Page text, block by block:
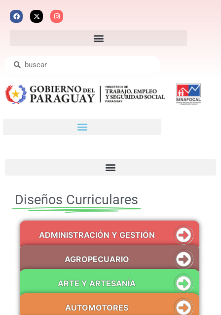
Diseños Curriculares
ADMINISTRACIÓN Y GESTIÓN
AGROPECUARIO
ARTE Y ARTESANÍA
AUTOMOTORES